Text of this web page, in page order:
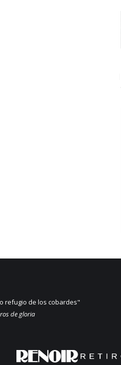
refugio de los cobardes"
de gloria